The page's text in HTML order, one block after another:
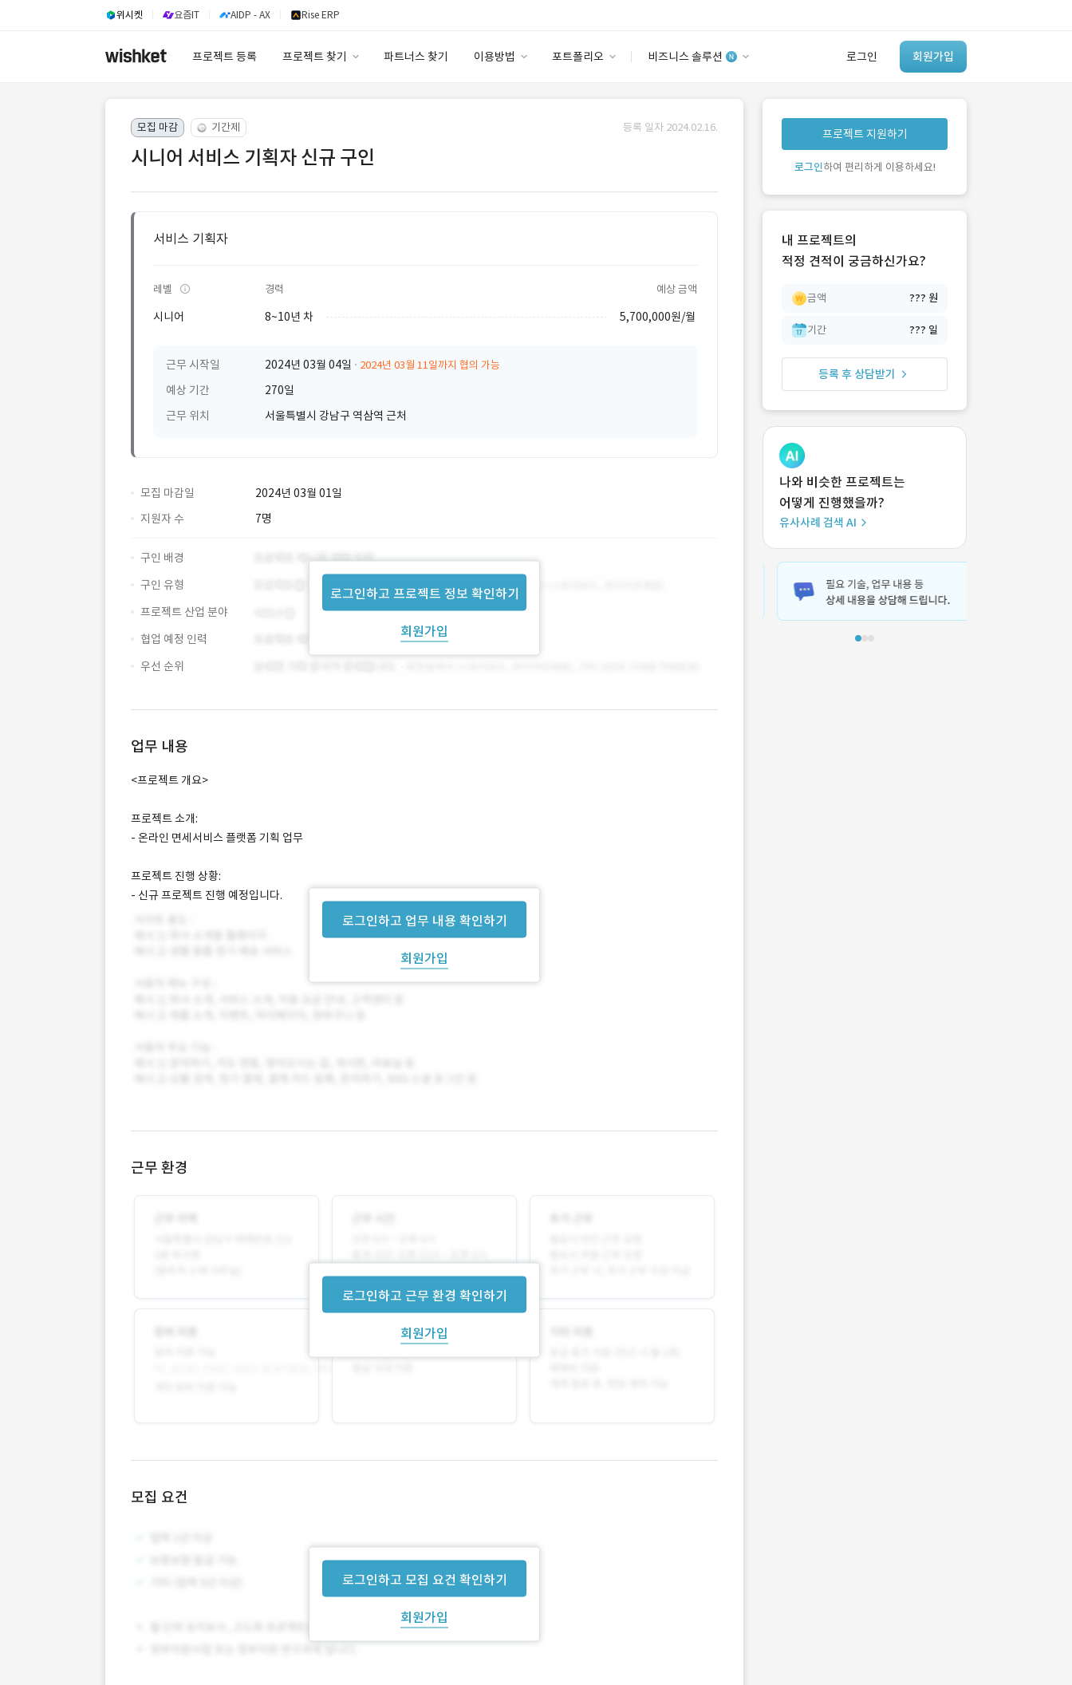
위시켓 요즘IT AIDP - AX Rise ERP
프로젝트 등록 프로젝트 찾기 파트너스 찾기 이용방법 포트폴리오 비즈니스 솔루션 로그인 회원가입
안심 코드 케어
유사사례 검색 AI
‘이런 거’ 만들어본
개발 회사 있어?
모집 마감 기간제 등록 일자 2024.02.16.
시니어 서비스 기획자 신규 구인
서비스 기획자
레벨 경력 예상 금액
시니어 8~10년 차 5,700,000원/월
근무 시작일 2024년 03월 04일 2024년 03월 11일까지 협의 가능
예상 기간
270일
근무 위치
서울특별시 강남구 역삼역 근처
모집 마감일
2024년 03월 01일
지원자 수
7명
로그인하고 프로젝트 정보 확인하기
회원가입
구인 배경
구인 유형
프로젝트 산업 분야
협업 예정 인력
우선 순위
업무 내용
로그인하고 업무 내용 확인하기
회원가입
<프로젝트 개요>
프로젝트 소개:
- 온라인 면세서비스 플랫폼 기획 업무
프로젝트 진행 상황:
- 신규 프로젝트 진행 예정입니다.
근무 환경
로그인하고 근무 환경 확인하기
회원가입
모집 요건
로그인하고 모집 요건 확인하기
회원가입
프로젝트 지원하기
로그인하여 편리하게 이용하세요!
내 프로젝트의
적정 견적이 궁금하신가요?
금액 ??? 원
기간 ??? 일
등록 후 상담받기
나와 비슷한 프로젝트는
어떻게 진행했을까?
유사사례 검색 AI